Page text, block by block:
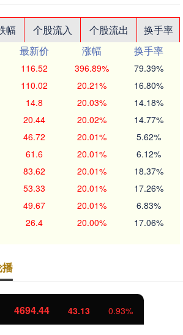
幅 个股流入 个股流出
换手率
最新价 涨幅
换手率
116.52 396.89% 79.39%
110.02 20.21% 16.80%
14.8 20.03% 14.18%
20.44 20.02% 14.77%
46.72 20.01% 5.62%
61.6 20.01% 6.12%
83.62 20.01% 18.37%
53.33 20.01% 17.26%
49.67 20.01% 6.83%
26.4 20.00% 17.06%
4694.44 43.13 0.93%